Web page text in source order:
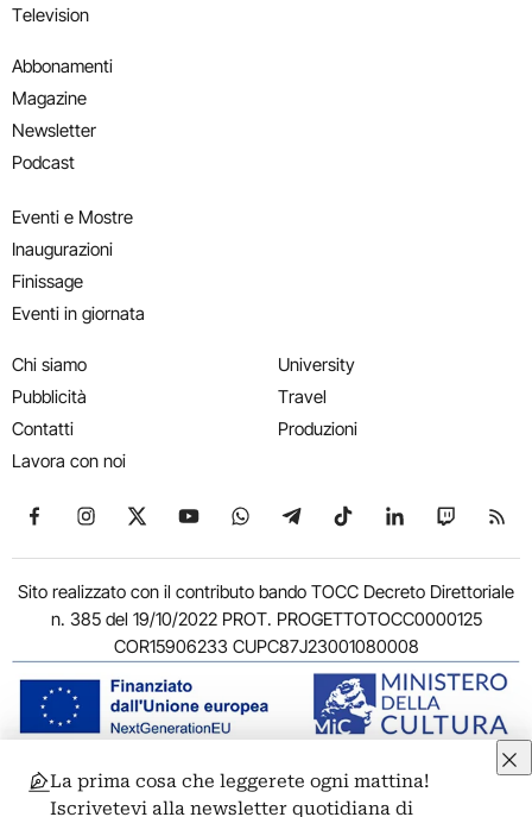
Television
Abbonamenti
Magazine
Newsletter
Podcast
Eventi e Mostre
Inaugurazioni
Finissage
Eventi in giornata
Chi siamo
Pubblicità
Contatti
Lavora con noi
University
Travel
Produzioni
Seguici su Facebook
Seguici su Instagram
Seguici su X
Seguici su YouTube
Seguici su WhatsApp
Seguici su Telegram
Seguici su TikTok
Seguici su
Seguici
Sito realizzato con il contributo bando TOCC Decreto Direttoriale
n. 385 del 19/10/2022 PROT. PROGETTOTOCC0000125
COR15906233 CUPC87J23001080008
© 2011-2026 ARTRIBUNE srl – Corso Vittorio Emanuele II, 287 –
La prima cosa che leggerete ogni mattina!
Iscrivetevi alla newsletter quotidiana di